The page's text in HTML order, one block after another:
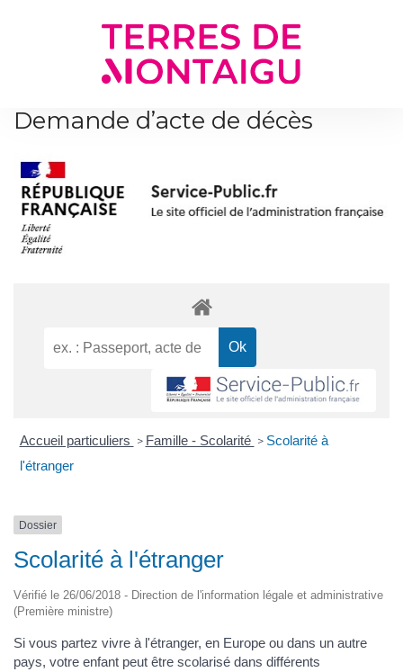
Demande d’acte de décès
Accueil particuliers > Famille - Scolarité > Scolarité à
l'étranger
Dossier
Scolarité à l'étranger
Vérifié le 26/06/2018 - Direction de l'information légale et administrative
(Première ministre)
Si vous partez vivre à l'étranger, en Europe ou dans un autre
pays, votre enfant peut être scolarisé dans différents